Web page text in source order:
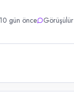
10 gün önce Görüşülür